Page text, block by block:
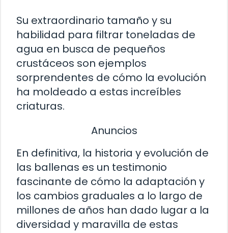
Su extraordinario tamaño y su
habilidad para filtrar toneladas de
agua en busca de pequeños
crustáceos son ejemplos
sorprendentes de cómo la evolución
ha moldeado a estas increíbles
criaturas.
Anuncios
En definitiva, la historia y evolución de
las ballenas es un testimonio
fascinante de cómo la adaptación y
los cambios graduales a lo largo de
millones de años han dado lugar a la
diversidad y maravilla de estas